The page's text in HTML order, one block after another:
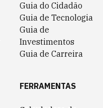
Guia do Cidadão
Guia de Tecnologia
Guia de
Investimentos
Guia de Carreira
FERRAMENTAS